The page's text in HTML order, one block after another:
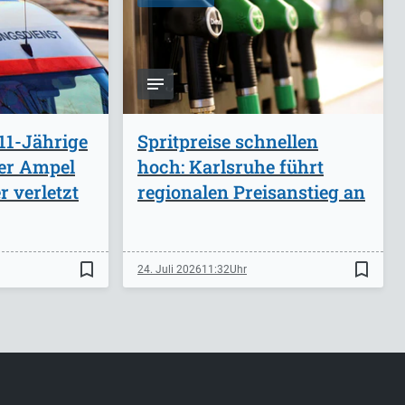
Jährige
Ampel
verletzt
bookmark_border
Spritpreise schnellen
hoch: Karlsruhe führt
regionalen Preisanstieg an
24. Juli 202611:32 bookmark_border